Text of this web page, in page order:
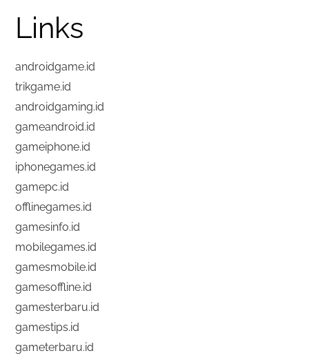
Links
androidgame.id
trikgame.id
androidgaming.id
gameandroid.id
gameiphone.id
iphonegames.id
gamepc.id
offlinegames.id
gamesinfo.id
mobilegames.id
gamesmobile.id
gamesoffline.id
gamesterbaru.id
gamestips.id
gameterbaru.id